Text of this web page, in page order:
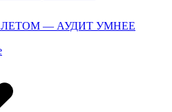
— АУДИТ УМНЕЕ